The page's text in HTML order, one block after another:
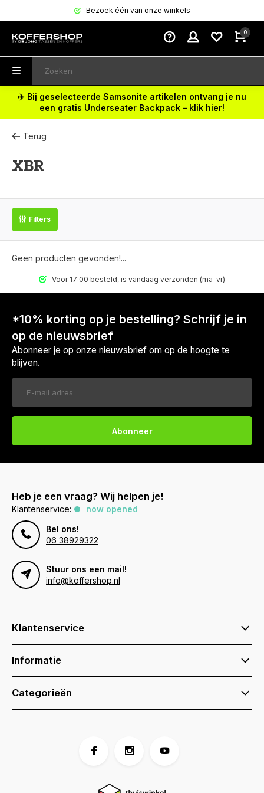
Bezoek één van onze winkels
Voor 17:00 besteld, is vandaag verzonden (ma-vr)
0
✈️ Bij geselecteerde Samsonite artikelen ontvang je nu
een gratis Underseater Backpack – klik hier!
Terug
XBR
Filters
Geen producten gevonden!...
Voor 17:00 besteld, is vandaag verzonden (ma-vr)
*10% korting op je bestelling? Schrijf je in
op de nieuwsbrief
Abonneer je op onze nieuwsbrief om op de hoogte te
blijven.
Abonneer
Heb je een vraag? Wij helpen je!
Klantenservice:
now opened
Bel ons!
06 38929322
Stuur ons een mail!
info@koffershop.nl
Klantenservice
Informatie
Categorieën